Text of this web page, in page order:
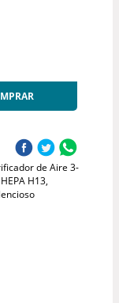
de Aire 3-
H13,